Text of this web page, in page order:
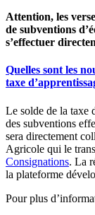
Attention, les
de subventions
s’effectuer
Quelles sont les
taxe
Le solde de la taxe
des subventions
sera directement
Agricole qui le
Consignations. La
la plateforme
Pour plus